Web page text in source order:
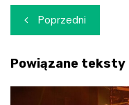
Nawigacja
wpisu
Poprzedni
Powiązane teksty